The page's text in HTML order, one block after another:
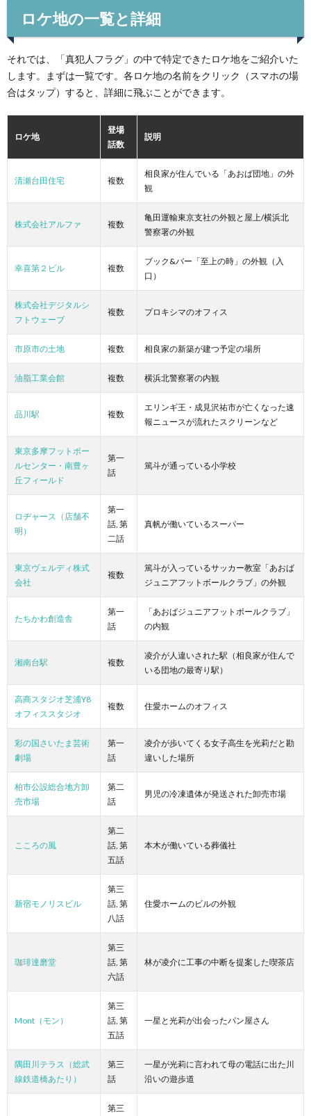
ロケ地の一覧と詳細
それでは、「真犯人フラグ」の中で特定できたロケ地をご紹介いた
します。まずは一覧です。各ロケ地の名前をクリック（スマホの場
合はタップ）すると、詳細に飛ぶことができます。
ロケ地
登場
話数
説明
清瀬台田住宅 複数
相良家が住んでいる「あおば団地」の外
観
株式会社アルファ 複数
亀田運輸東京支社の外観と屋上/横浜北
警察署の外観
幸喜第２ビル 複数
ブック&バー「至上の時」の外観（入
口）
株式会社デジタルシ
フトウェーブ
複数 プロキシマのオフィス
市原市の土地 複数 相良家の新築が建つ予定の場所
油脂工業会館 複数 横浜北警察署の内観
品川駅 複数
エリンギ王・成見沢祐市が亡くなった速
報ニュースが流れたスクリーンなど
東京多摩フットボー
ルセンター・南豊ヶ
丘フィールド
第一
話
篤斗が通っている小学校
ロヂャース（店舗不
明）
第一
話, 第
二話
真帆が働いているスーパー
東京ヴェルディ株式
会社
複数
篤斗が入っているサッカー教室「あおば
ジュニアフットボールクラブ」の外観
たちかわ創造舎
第一
話
「あおばジュニアフットボールクラブ」
の内観
湘南台駅 複数
凌介が人違いされた駅（相良家が住んで
いる団地の最寄り駅）
高商スタジオ芝浦Y8
オフィススタジオ
複数 住愛ホームのオフィス
彩の国さいたま芸術
劇場
第一
話
凌介が歩いてくる女子高生を光莉だと勘
違いした場所
柏市公設総合地方卸
売市場
第二
話
男児の冷凍遺体が発送された卸売市場
こころの風
第二
話, 第
五話
本木が働いている葬儀社
新宿モノリスビル
第三
話, 第
八話
住愛ホームのビルの外観
珈琲達磨堂
第三
話, 第
六話
林が凌介に工事の中断を提案した喫茶店
Mont（モン）
第三
話, 第
五話
一星と光莉が出会ったパン屋さん
隅田川テラス（総武
線鉄道橋あたり）
第三
話
一星が光莉に言われて母の電話に出た川
沿いの遊歩道
第三